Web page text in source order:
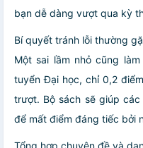
bạn dễ dàng vượt qua kỳ
Bí quyết tránh lỗi thường
Một sai lầm nhỏ cũng
tuyển Đại học, chỉ 0,2
trượt. Bộ sách sẽ giúp các
để mất điểm đáng tiếc bởi
Tổng hợp chuyên đề và